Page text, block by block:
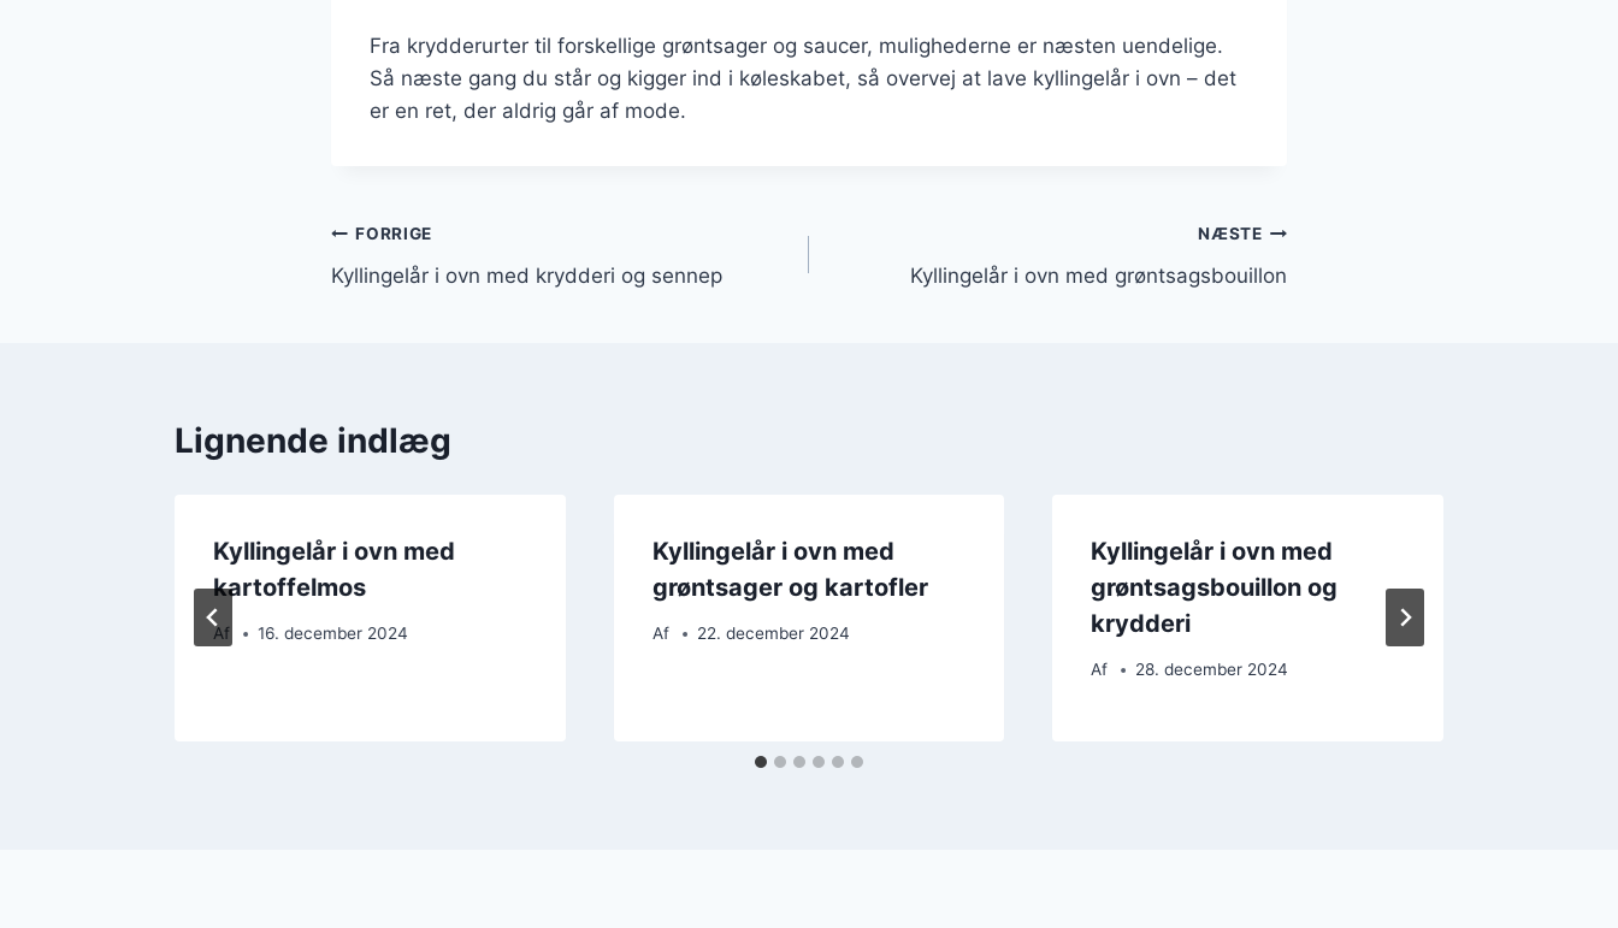
Fra krydderurter til forskellige grøntsager og saucer, mulighederne er næsten uendelige.
Så næste gang du står og kigger ind i køleskabet, så overvej at lave kyllingelår i ovn – det
er en ret, der aldrig går af mode.
Indlægsnavigation
FORRIGE
Kyllingelår i ovn med krydderi og sennep
NÆSTE
Kyllingelår i ovn med grøntsagsbouillon
Lignende indlæg
Kyllingelår i ovn med
kartoffelmos
Af 16. december 2024
Kyllingelår i ovn med
grøntsager og kartofler
Af 22. december 2024
Kyllingelår i ovn med
grøntsagsbouillon og
krydderi
Af 28. december 2024